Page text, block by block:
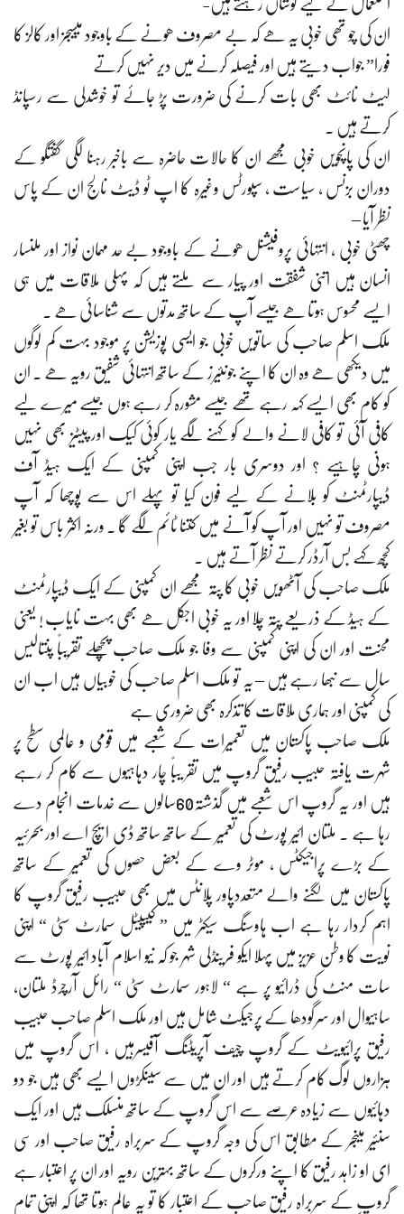
استعمال کے لیے کوشاں رہتے ہیں-
ان کی چو تھی خوبی یہ ھے کہ بے مصروف ھونے کے باوجود میسیجز اور کالز کا
فورا” جواب دیتے ہیں اور فیصلہ کرنے میں دیر نہیں کرتے
لیٹ نائٹ بھی بات کرنے کی ضرورت پڑ جائے تو خوشدلی سے رسپانڈ
کرتے ہیں ۔
ان کی پانچویں خوبی مجھے ان کا حالات حاضرہ سے باخبر رہنا لگی گفتگو کے
دوران بزنس ، سیاست ، سپورٹس وغیرہ کا اپ ٹو ڈیٹ نالج ان کے پاس
نظر آیا –
چھٹی خوبی ، انتہائی پروفیشنل ھونے کے باوجود بے حد مہمان نواز اور ملنسار
انسان ہیں اتنی شفقت اور پیار سے ملتے ہیں کہ پہلی ملاقات میں ہی
ایسے محسوس ہوتا ھے جیسے آپ کے ساتھ مدتوں سے شناسائی ھے ۔
ملک اسلم صاحب کی ساتویں خوبی جو ایسی پوزیشن پر موجود بہت کم لوگوں
میں دیکھی ھے وہ ان کا اپنے جونئیرز کے ساتھ انتہائی شفیق رویہ ھے ۔ ان
کو کام بھی ایسے کہہ رہے تھے جیسے مشورہ کر رہے ہوں جیسے میرے لیے
کافی آئی تو کافی لانے والے کو کہنے لگے یار کوئی کیک اور پیٹیز بھی نہیں
ہونی چاہیے ؟ اور دوسری بار جب اپنی کمپنی کے ایک ہیڈ آف
ڈیپارٹمنٹ کو بلانے کے لیے فون کیا تو پہلے اس سے پوچھا کہ آپ
مصروف تو نہیں اور آپ کو آنے میں کتنا ٹائم لگے گا ۔ ورنہ اکثر باس تو بغیر
کچھ کہے بس آرڈر کرتے نظر آتے ہیں ۔
ملک صاحب کی آٹھویں خوبی کا پتہ مجھے ان کمپنی کے ایک ڈیپارٹمنٹ
کے ہیڈ کے ذریعے پتہ چلا اور یہ خوبی اجکل ھے بھی بہت نایاب ! یعنی
محنت اور ان کی اپنی کمپنی سے وفا جو ملک صاحب پچھلے تقریباً پنتالیس
سال سے نبھا رہے ہیں – یہ تو ملک اسلم صاحب کی خوبیاں ہیں اب ان
کی کمپنی اور ہماری ملاقات کا تذکرہ بھی ضروری ہے
ملک صاحب پاکستان میں تعمیرات کے شعبے میں قومی و عالمی سطح پر
شہرت یافتہ حبیب رفیق گروپ میں تقر یباً چار دہاہیوں سے کام کر رہے
ہیں اور یہ گروپ اس شعبے میں گذشتہ60سالوں سے خدمات انجام دے
رہا ہے ۔ ملتان ائیر پورٹ کی تعمیر کے ساتھ ساتھ ڈی ایچ اے اور بحرئیہ
کے بڑے پراجیکٹس ، موٹر وے کے بعض حصوں کی تعمیر کے ساتھ
پاکستان میں لگنے والے متعددپاور پلانٹس میں بھی حبیب رفیق گروپ کا
اہم کردار رہا ہے اب ہاوسنگ سیکٹر میں ” کیپیٹل سمارٹ سٹی “ اپنی
نویت کا وطن عزیز میں پہلا ایکو فرینڈلی شہر جو کہ نیو اسلام آباد ائیر پورٹ سے
سات منٹ کی ڈرائیو پر ہے “ لاہور سمارٹ سٹی “ رائل آرچرڈ ملتان،
ساہیوال اور سرگودھا کے پرجیکٹ شامل ہیں اور ملک اسلم صاحب حبیب
رفیق پرائیویٹ کے گروپ چیف آپریٹنگ آفیسرہیں ، اس گروپ میں
ہزاروں لوگ کام کرتے ہیں اور ان میں سے سینکڑوں ایسے بھی ہیں جو دو
دہائیوں سے زیادہ عرصے سے اس گروپ کے ساتھ منسلک ہیں اور ایک
سنئیر مینجر کے مطابق اس کی وجہ گروپ کے سربراہ رفیق صاحب اور سی
ای او زاہد رفیق کا اپنے ورکروں کے ساتھ بہترین رویہ اور ان پر اعتبار ہے
گروپ کے سربراہ رفیق صاحب کے اعتبار کا تو یہ عالم ہوتا تھا کہ اپنی تمام